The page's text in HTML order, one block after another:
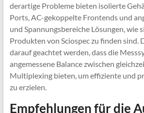
derartige Probleme bieten isolierte
Ports, AC-gekoppelte Frontends und
und Spannungsbereiche Lösungen, wie
Produkten von Sciospec zu finden sind.
darauf geachtet werden, dass die
angemessene Balance zwischen
Multiplexing bieten, um effiziente und
zu erzielen.
Empfehlungen für die